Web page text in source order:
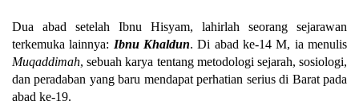
Dua abad setelah Ibnu Hisyam, lahirlah seorang sejarawan
terkemuka lainnya: Ibnu Khaldun. Di abad ke-14 M, ia menulis
Muqaddimah, sebuah karya tentang metodologi sejarah, sosiologi,
dan peradaban yang baru mendapat perhatian serius di Barat pada
abad ke-19.